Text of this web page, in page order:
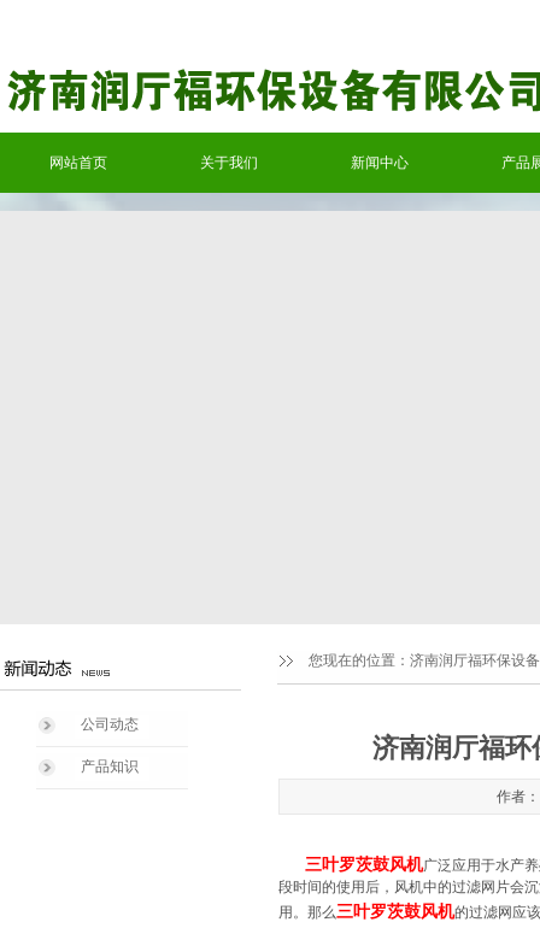
网站首页 关于我们 新闻中心 产品
您现在的位置： 济南润厅福环保设
公司动态
产品知识
济南润厅福
作者
三叶罗茨鼓风机广泛应用于水产
段时间的使用后，风机中的过滤网片会
用。那么三叶罗茨鼓风机的过滤网应